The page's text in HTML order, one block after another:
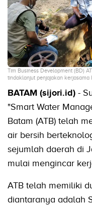
Tim Business Development (BD)
tindaklanjut penjajakan
BATAM (sijori.id) -
"Smart Water
Batam (ATB) telah
air bersih
sejumlah daerah di
mulai mengincar
ATB telah memiliki
diantaranya adalah